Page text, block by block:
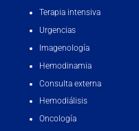
Terapia intensiva
Urgencias
Imagenología
Hemodinamia
Consulta externa
Hemodiálisis
Oncología